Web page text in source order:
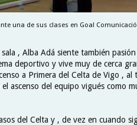
una de sus clases en Goal
, Alba Adá siente también
deportivo y vive muy de cerca
a Primera del Celta de Vigo ,
ascenso del equipo vigués como
del Celta y , de vez en cuando